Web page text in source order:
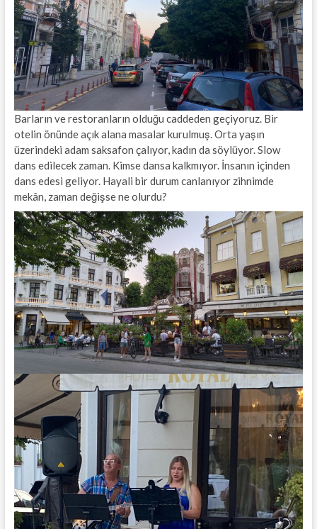
Barların ve restoranların olduğu caddeden geçiyoruz. Bir
otelin önünde açık alana masalar kurulmuş. Orta yaşın
üzerindeki adam saksafon çalıyor, kadın da söylüyor. Slow
dans edilecek zaman. Kimse dansa kalkmıyor. İnsanın içinden
dans edesi geliyor. Hayali bir durum canlanıyor zihnimde
mekân, zaman değişse ne olurdu?